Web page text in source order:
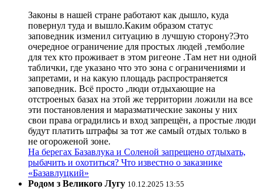
Законы в нашей стране работают как дышло, куда
повернул туда и вышло.Каким образом статус
заповедник изменил ситуацию в лучшую сторону?Это
очередное ограничение для простых людей ,темболие
для тех кто проживает в этом ригеоне .Там нет ни одной
таблички, где указано что это зона с ограничениями и
запретами, и на какую площадь распространяется
заповедник. Всё просто ,люди отдыхающие на
отстроеных базах на этой же территории ложили на все
эти постановления и маразматические законы у них
свои права оградились и вход запрещён, а простые люди
будут платить штрафы за тот же самый отдых только в
не огороженой зоне.
На берегах Базавлука и Соленой запрещено отдыхать,
рыбачить и охотиться? Что известно о заказнике
«Базавлуцкий»
Родом з Великого Лугу 10.12.2025 13:55